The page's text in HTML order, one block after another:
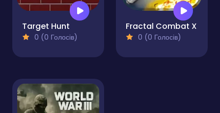
Target Hunt
0 (0 Голосів)
Fractal Combat X
0 (0 Голосів)